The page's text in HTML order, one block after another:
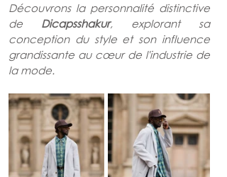
Découvrons la personnalité distinctive
de Dicapsshakur, explorant sa
conception du style et son influence
grandissante au cœur de l'industrie de
la mode.